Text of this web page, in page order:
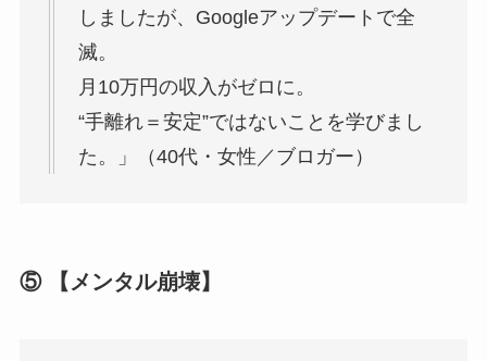
しましたが、Googleアップデートで全
滅。
月10万円の収入がゼロに。
“手離れ＝安定”ではないことを学びまし
た。」（40代・女性／ブロガー）
⑤ 【メンタル崩壊】